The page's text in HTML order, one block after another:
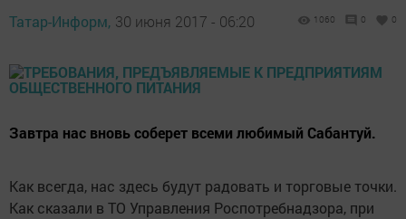
Татар-Информ, 30 июня 2017 - 06:20 1060 0 0
Завтра нас вновь соберет всеми любимый Сабантуй.
Как всегда, нас здесь будут радовать и торговые точки.
Как сказали в ТО Управления Роспотребнадзора, при